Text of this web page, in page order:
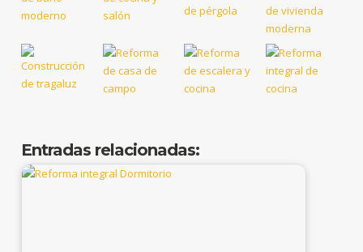
Entradas relacionadas: